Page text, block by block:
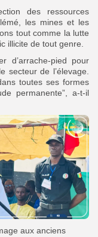
des ressources
les mines et les
tout comme la lutte
illicite de tout genre.
d’arrache-pied pour
de l’élevage.
toutes ses formes
permanente”, a-t-il
aux anciens